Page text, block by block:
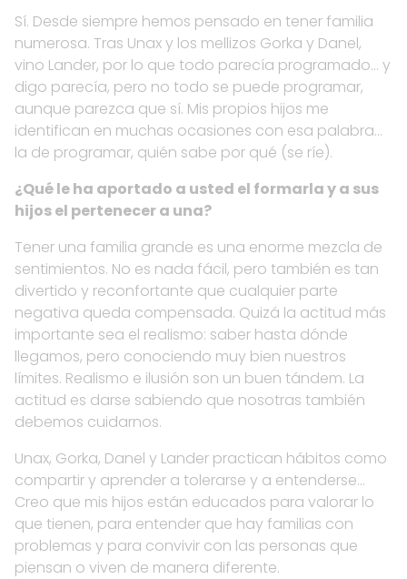
Sí. Desde siempre hemos pensado en tener familia
numerosa. Tras Unax y los mellizos Gorka y Danel,
vino Lander, por lo que todo parecía programado… y
digo parecía, pero no todo se puede programar,
aunque parezca que sí. Mis propios hijos me
identifican en muchas ocasiones con esa palabra…
la de programar, quién sabe por qué (se ríe).
¿Qué le ha aportado a usted el formarla y a sus
hijos el pertenecer a una?
Tener una familia grande es una enorme mezcla de
sentimientos. No es nada fácil, pero también es tan
divertido y reconfortante que cualquier parte
negativa queda compensada. Quizá la actitud más
importante sea el realismo: saber hasta dónde
llegamos, pero conociendo muy bien nuestros
límites. Realismo e ilusión son un buen tándem. La
actitud es darse sabiendo que nosotras también
debemos cuidarnos.
Unax, Gorka, Danel y Lander practican hábitos como
compartir y aprender a tolerarse y a entenderse…
Creo que mis hijos están educados para valorar lo
que tienen, para entender que hay familias con
problemas y para convivir con las personas que
piensan o viven de manera diferente.